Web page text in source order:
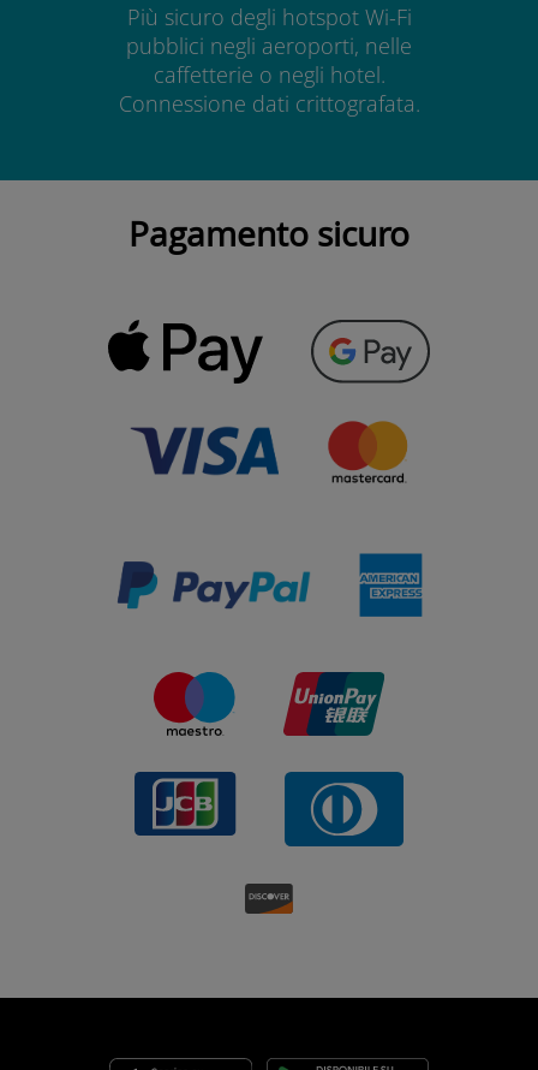
Più sicuro degli hotspot Wi-Fi
pubblici negli aeroporti, nelle
caffetterie o negli hotel.
Connessione dati crittografata.
Pagamento sicuro